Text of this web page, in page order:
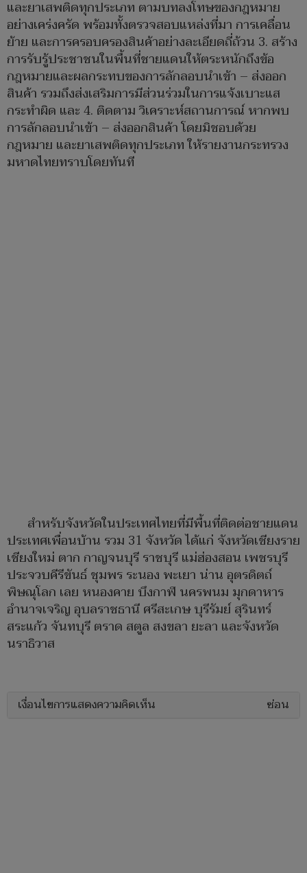
และยาเสพติดทุกประเภท ตามบทลงโทษของกฎหมาย
อย่างเคร่งครัด พร้อมทั้งตรวจสอบแหล่งที่มา การเคลื่อน
ย้าย และการครอบครองสินค้าอย่างละเอียดถี่ถ้วน 3. สร้าง
การรับรู้ประชาชนในพื้นที่ชายแดนให้ตระหนักถึงข้อ
กฎหมายและผลกระทบของการลักลอบนำเข้า – ส่งออก
สินค้า รวมถึงส่งเสริมการมีส่วนร่วมในการแจ้งเบาะแส
กระทำผิด และ 4. ติดตาม วิเคราะห์สถานการณ์ หากพบ
การลักลอบนำเข้า – ส่งออกสินค้า โดยมิชอบด้วย
กฎหมาย และยาเสพติดทุกประเภท ให้รายงานกระทรวง
มหาดไทยทราบโดยทันที
สำหรับจังหวัดในประเทศไทยที่มีพื้นที่ติดต่อชายแดน
ประเทศเพื่อนบ้าน รวม 31 จังหวัด ได้แก่ จังหวัดเชียงราย
เชียงใหม่ ตาก กาญจนบุรี ราชบุรี แม่ฮ่องสอน เพชรบุรี
ประจวบคีรีขันธ์ ชุมพร ระนอง พะเยา น่าน อุตรดิตถ์
พิษณุโลก เลย หนองคาย บึงกาฬ นครพนม มุกดาหาร
อำนาจเจริญ อุบลราชธานี ศรีสะเกษ บุรีรัมย์ สุรินทร์
สระแก้ว จันทบุรี ตราด สตูล สงขลา ยะลา และจังหวัด
นราธิวาส
เงื่อนไขการแสดงความคิดเห็น ซ่อน